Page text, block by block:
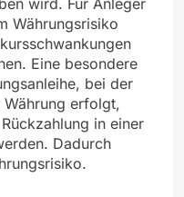
Währungsrisiko
Eine besondere
bei der
erfolgt,
in einer
Dadurch